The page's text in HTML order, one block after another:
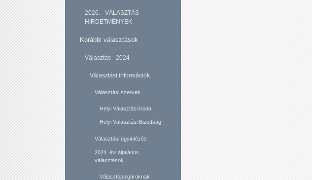
2026. - VÁLASZTÁS
HIRDETMÉNYEK
Korábbi választások
Választás - 2024
Választási információk
Választási szervek
Helyi Választási Iroda
Helyi Választási Bizottság
Választási ügyintézés
2024. évi általános
választások
Választópolgároknak